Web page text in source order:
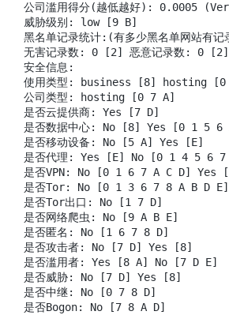
公司滥用得分(越低越好): 0.0005
威胁级别: low [9 B]
黑名单记录统计:(有多少黑名单网站有
无害记录数: 0 [2] 恶意记录数: 0
安全信息:
使用类型: business [8] hosting
公司类型: hosting [0 7 A]
是否云提供商: Yes [7 D]
是否数据中心: No [8] Yes [0 1 5 6
是否移动设备: No [5 A] Yes [E]
是否代理: Yes [E] No [0 1 4 5 6 7
是否VPN: No [0 1 6 7 A C D] Yes
是否Tor: No [0 1 3 6 7 8 A B D E]
是否Tor出口: No [1 7 D]
是否网络爬虫: No [9 A B E]
是否匿名: No [1 6 7 8 D]
是否攻击者: No [7 D] Yes [8]
是否滥用者: Yes [8 A] No [7 D E]
是否威胁: No [7 D] Yes [8]
是否中继: No [0 7 8 D]
是否Bogon: No [7 8 A D]